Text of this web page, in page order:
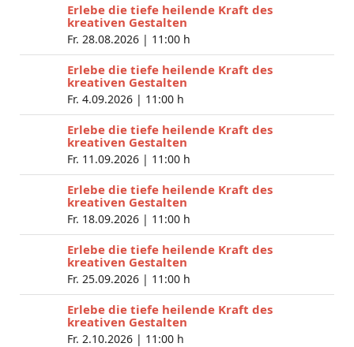
Erlebe die tiefe heilende Kraft des
kreativen Gestalten
Fr. 28.08.2026 | 11:00 h
Erlebe die tiefe heilende Kraft des
kreativen Gestalten
Fr. 4.09.2026 | 11:00 h
Erlebe die tiefe heilende Kraft des
kreativen Gestalten
Fr. 11.09.2026 | 11:00 h
Erlebe die tiefe heilende Kraft des
kreativen Gestalten
Fr. 18.09.2026 | 11:00 h
Erlebe die tiefe heilende Kraft des
kreativen Gestalten
Fr. 25.09.2026 | 11:00 h
Erlebe die tiefe heilende Kraft des
kreativen Gestalten
Fr. 2.10.2026 | 11:00 h